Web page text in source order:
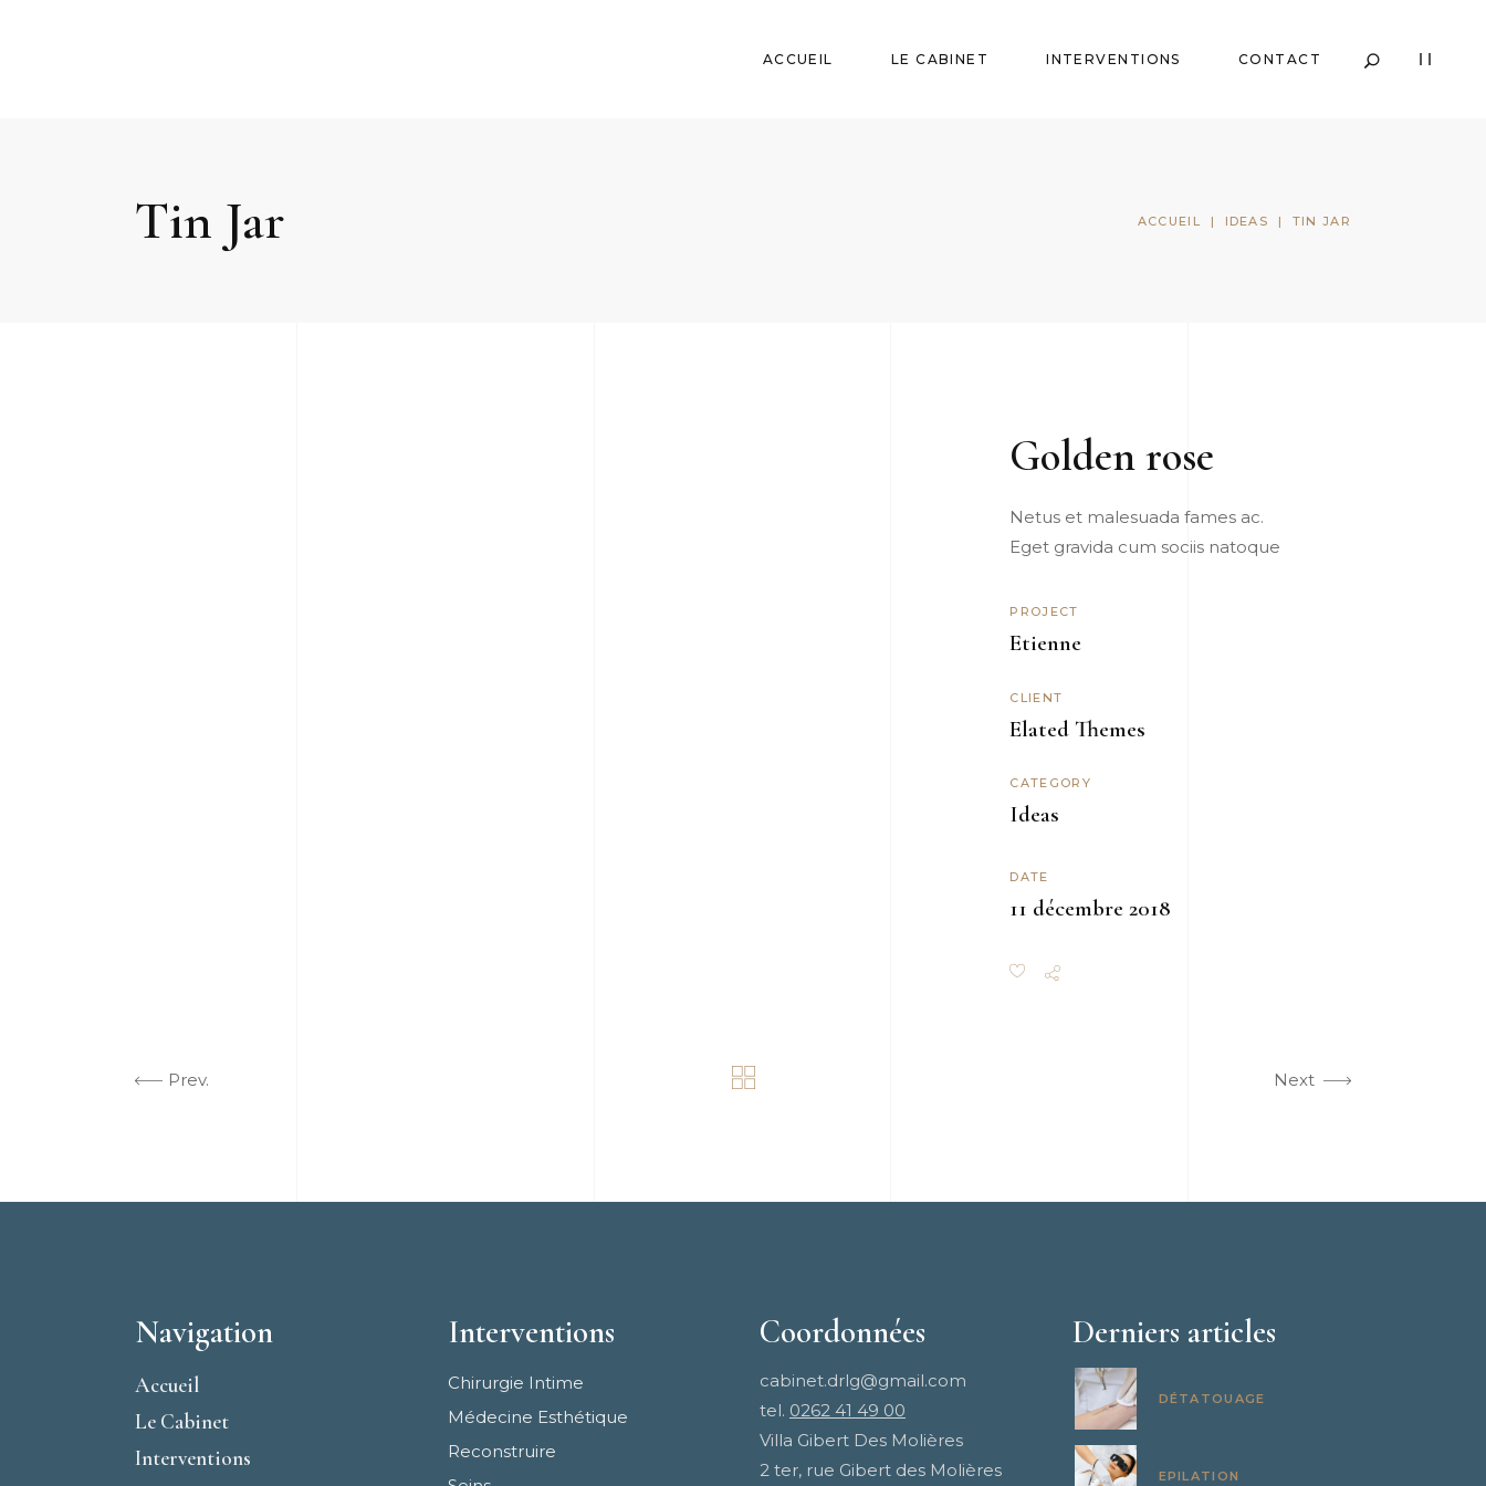
ACCUEIL LE CABINET INTERVENTIONS CONTACT
Tin Jar ACCUEIL | IDEAS | TIN JAR
Golden rose
Netus et malesuada fames ac.
Eget gravida cum sociis natoque
PROJECT
Etienne
CLIENT
Elated Themes
CATEGORY
Ideas
DATE
11 décembre 2018
Prev. Next
Navigation
Accueil
Le Cabinet
Interventions
Interventions
Chirurgie Intime
Médecine Esthétique
Reconstruire
Coordonnées
cabinet.drlg@gmail.com
tel. 0262 41 49 00
Villa Gibert Des Molières
2 ter, rue Gibert des Molières
Derniers articles
DÉTATOUAGE
EPILATION